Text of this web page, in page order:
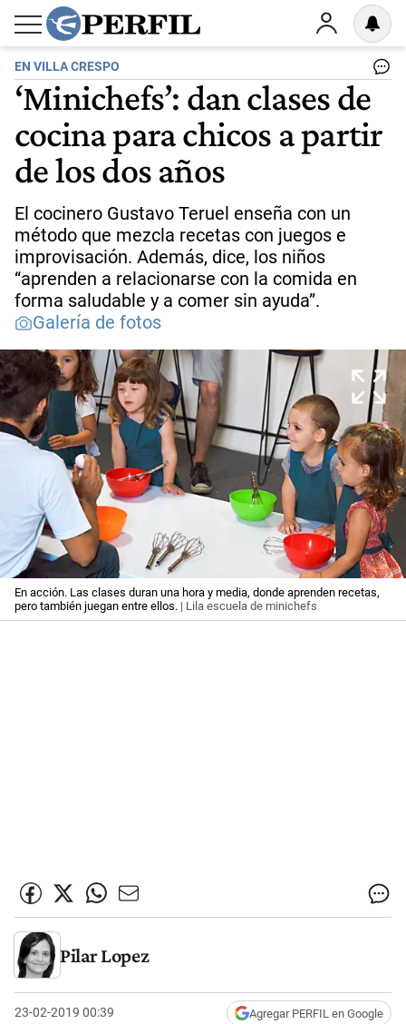
EN VILLA CRESPO
‘Minichefs’: dan clases de
cocina para chicos a partir
de los dos años
El cocinero Gustavo Teruel enseña con un
método que mezcla recetas con juegos e
improvisación. Además, dice, los niños
“aprenden a relacionarse con la comida en
forma saludable y a comer sin ayuda”.
Galería de fotos
En acción. Las clases duran una hora y media, donde aprenden recetas,
pero también juegan entre ellos. | Lila escuela de minichefs
Pilar Lopez
23-02-2019 00:39 Agregar PERFIL en Google